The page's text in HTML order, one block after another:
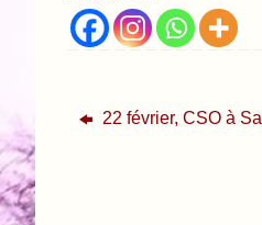
22 février, CSO à